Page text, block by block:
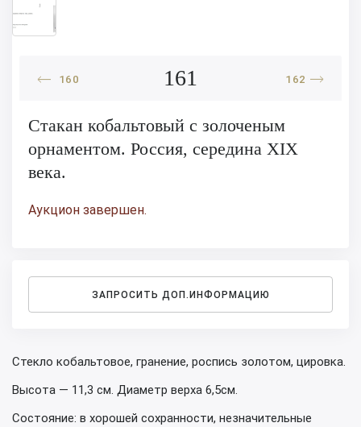
160 161 162
Стакан кобальтовый с золоченым
орнаментом. Россия, середина XIX
века.
Аукцион завершен.
ЗАПРОСИТЬ ДОП.ИНФОРМАЦИЮ
Стекло кобальтовое, гранение, роспись золотом, цировка.
Высота — 11,3 см. Диаметр верха 6,5см.
Состояние: в хорошей сохранности, незначительные